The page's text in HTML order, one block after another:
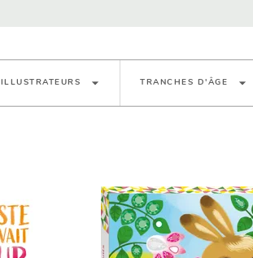
ILLUSTRATEURS arrow_drop_down TRANCHES D'ÂGE arrow_drop_down